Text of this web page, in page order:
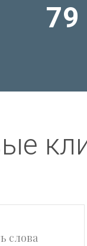
79
слова